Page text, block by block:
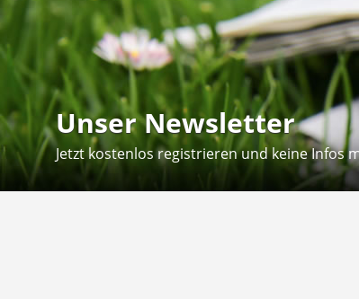
Unser Newsletter
Jetzt kostenlos registrieren und keine Infos